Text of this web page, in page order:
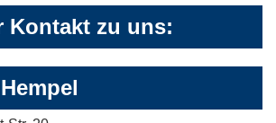
Kontakt zu uns: